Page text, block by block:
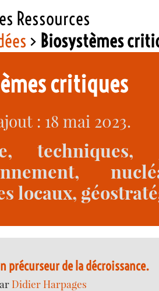
Ressources
> Biosystèmes
critiques
: 18 mai 2023.
locaux,
précurseur de la décroissance.
Didier Harpages